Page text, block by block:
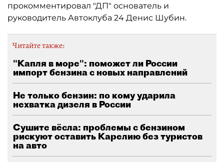
прокомментировал "ДП" основатель и
руководитель Автоклуба 24 Денис Шубин.
Читайте также:
"Капля в море": поможет ли России
импорт бензина с новых направлений
Не только бензин: по кому ударила
нехватка дизеля в России
Сушите вёсла: проблемы с бензином
рискуют оставить Карелию без туристов
на авто